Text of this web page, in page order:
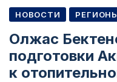
НОВОСТИ
Олжас
подготовки
к